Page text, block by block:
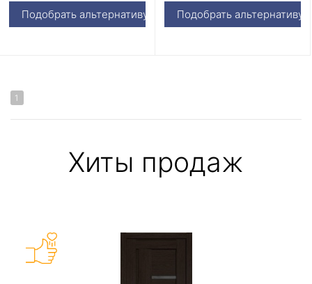
Подобрать альтернативу Подобрать альтернативу
1
Хиты продаж